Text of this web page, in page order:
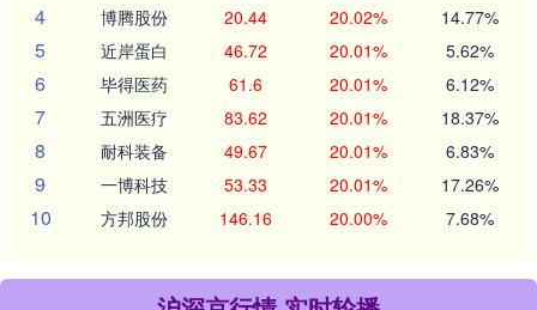
4 博腾股份 20.44 20.02% 14.77%
5 近岸蛋白 46.72 20.01% 5.62%
6 毕得医药 61.6 20.01% 6.12%
7 五洲医疗 83.62 20.01% 18.37%
8 耐科装备 49.67 20.01% 6.83%
9 一博科技 53.33 20.01% 17.26%
10 方邦股份 146.16 20.00% 7.68%